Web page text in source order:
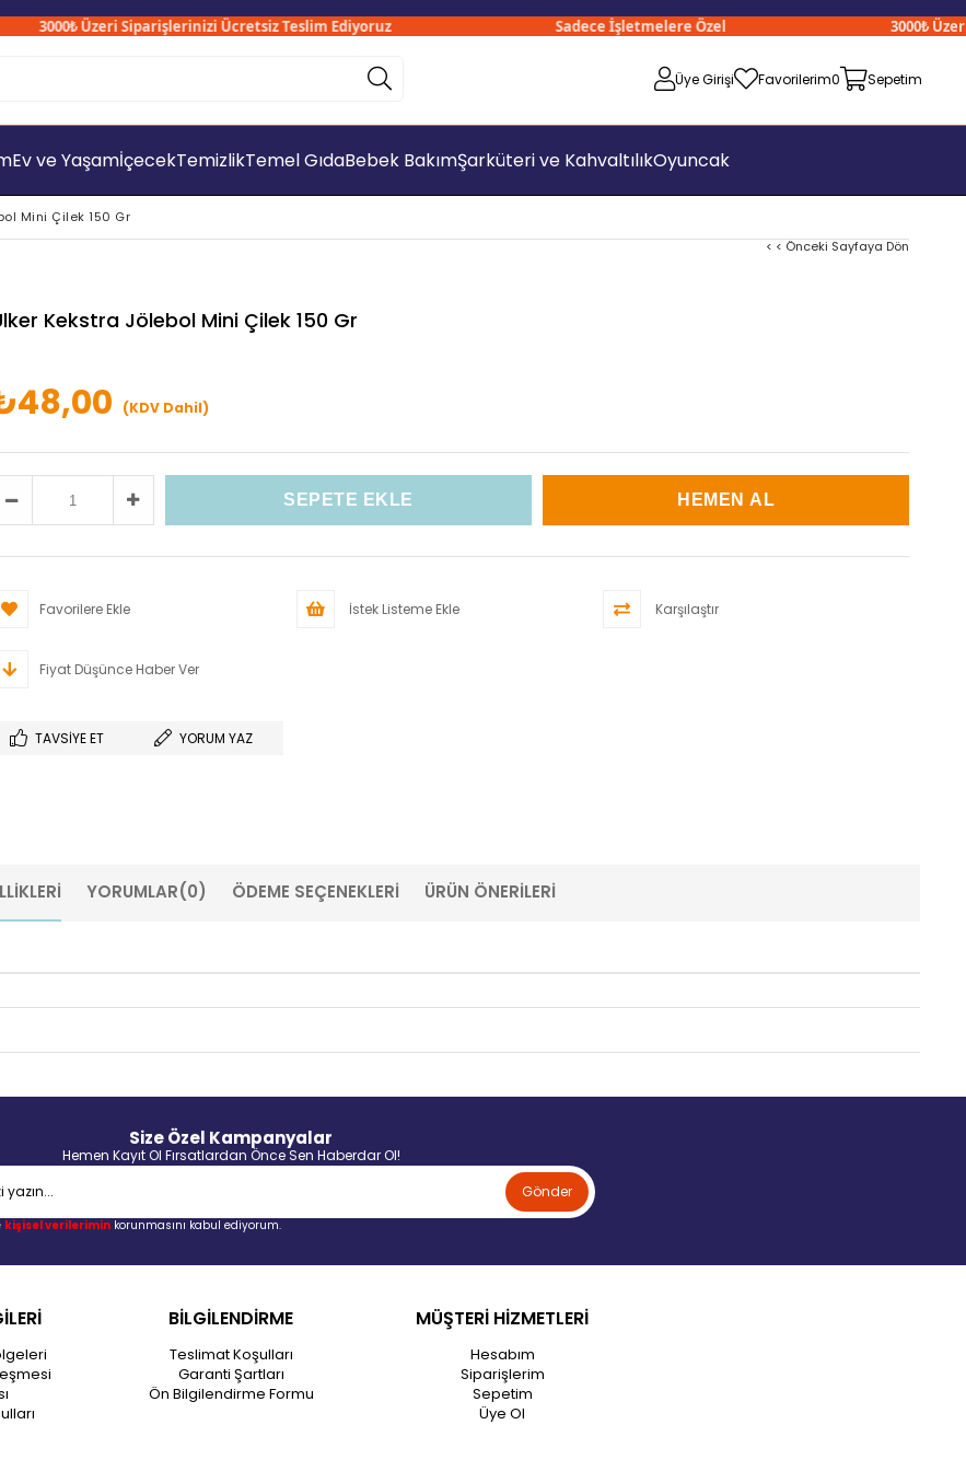
3000₺ Üzeri Siparişlerinizi Ücretsiz Teslim Ediyoruz Sadece İşletmelere Özel 3000₺ Üzeri
Üye Girişi Favorilerim0 Sepetim
Ev ve YaşamİçecekTemizlikTemel GıdaBebek BakımŞarküteri ve KahvaltılıkOyuncak
Mini Çilek 150 Gr
< < Önceki Sayfaya Dön
Kekstra Jölebol Mini Çilek 150 Gr
(KDV Dahil)
Favorilere Ekle İstek Listeme Ekle Karşılaştır
Fiyat Düşünce Haber Ver
TAVSIYE ET YORUM YAZ
YORUMLAR(0) ÖDEME SEÇENEKLERI ÜRÜN ÖNERILERI
Size Özel Kampanyalar
Hemen Kayıt Ol Fırsatlardan Önce Sen Haberdar Ol!
Gönder
kişisel verileriminkorunmasını kabul ediyorum.
BİLGİLENDİRME
Teslimat Koşulları
Garanti Şartları
Ön Bilgilendirme Formu
MÜŞTERİ HİZMETLERİ
Hesabım
Siparişlerim
Sepetim
Üye Ol